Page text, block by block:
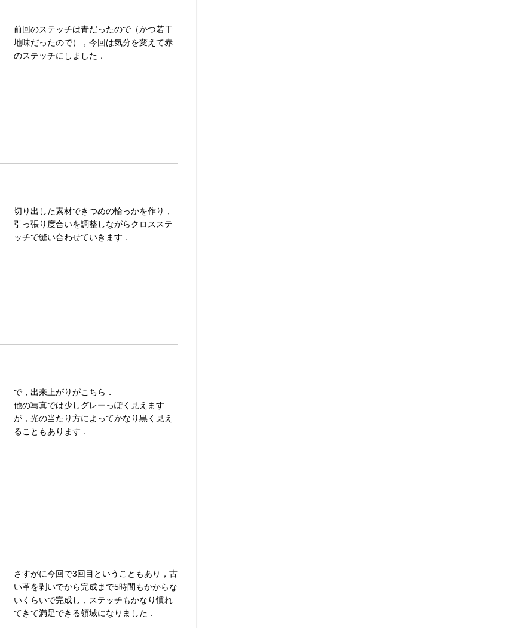
前回のステッチは青だったので（かつ若干
地味だったので），今回は気分を変えて赤
のステッチにしました．
切り出した素材できつめの輪っかを作り，
引っ張り度合いを調整しながらクロスステ
ッチで縫い合わせていきます．
で，出来上がりがこちら．
他の写真では少しグレーっぽく見えます
が，光の当たり方によってかなり黒く見え
ることもあります．
さすがに今回で3回目ということもあり，古
い革を剥いでから完成まで5時間もかからな
いくらいで完成し，ステッチもかなり慣れ
てきて満足できる領域になりました．